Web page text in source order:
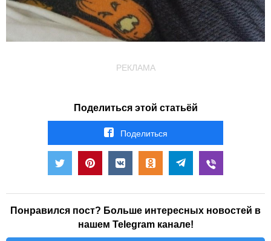
РЕКЛАМА
Поделиться этой статьёй
Поделиться
Понравился пост? Больше интересных новостей в
нашем Telegram канале!